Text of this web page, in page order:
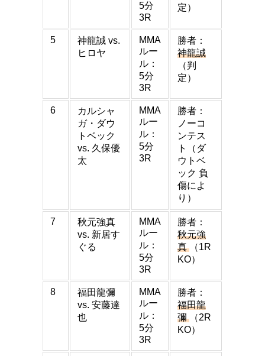
5分
3R
定）
5
神龍誠 vs.
ヒロヤ
MMA
ルー
ル：
5分
3R
勝者：
神龍誠
（判
定）
6
カルシャ
ガ・ダウ
トベック
vs. 久保優
太
MMA
ルー
ル：
5分
3R
勝者：
ノーコ
ンテス
ト（ダ
ウトベ
ック 負
傷によ
り）
7
秋元強真
vs. 新居す
ぐる
MMA
ルー
ル：
5分
3R
勝者：
秋元強
真 （1R
KO）
8
福田龍彌
vs. 安藤達
也
MMA
ルー
ル：
5分
3R
勝者：
福田龍
彌 （2R
KO）